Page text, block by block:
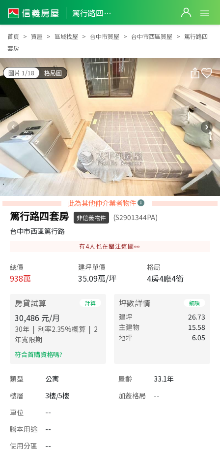
篤行路四套房
篤行路四套房
首頁 買屋 區域找屋 台中市買屋 台中市西區買屋
篤行路四
套房
圖片 1/18 格局圖
此為其他仲介業者物件
篤行路四套房 非信義物件
(S2901344PA)
台中市西區篤行路
有4人也在關注這間👀
總價
938萬
建坪單價
35.09萬/坪
格局
4房4廳4衛
房貸試算 計算
30,486 元/月
30年 | 利率2.35%概算 | 2
年寬限期
​符合首購資格嗎?
坪數詳情 細項
建坪
26.73
主建物
15.58
地坪
6.05
類型 公寓 屋齡
33.1年
樓層
3樓/5樓 加蓋格局
--
車位
--
謄本用途
--
使用分區
--